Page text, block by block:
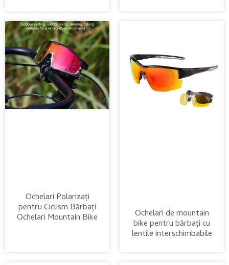
Ochelari Polarizați
pentru Ciclism Bărbați
Ochelari Mountain Bike Ochelari de mountain
bike pentru bărbați cu
lentile interschimbabile